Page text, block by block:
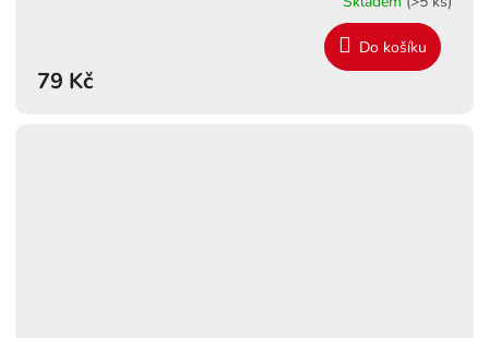
79 Kč
Do košíku